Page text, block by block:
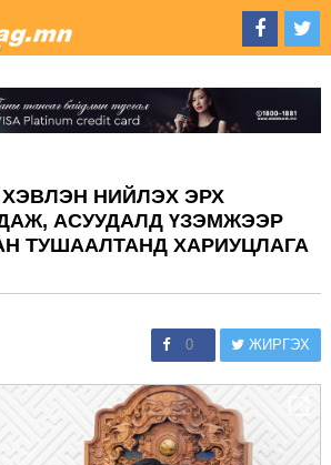
НИЙЛЭХ ЭРХ
АСУУДАЛД ҮЗЭМЖЭЭР
ТУШААЛТАНД ХАРИУЦЛАГА
0 ЖИРГЭХ